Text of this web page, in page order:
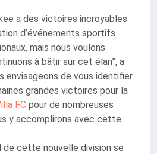
a des victoires incroyables
d’événements sportifs
mais nous voulons
à bâtir sur cet élan”, a
envisageons de vous identifier
grandes victoires pour la
FC pour de nombreuses
y accomplirons avec cette
cette nouvelle division se